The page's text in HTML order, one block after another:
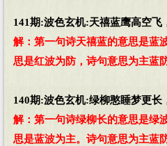
141期:波色玄机:天禧蓝鹰高空飞
解：第一句诗天禧蓝的意思是蓝
思是红波为防，诗句意思为主蓝
140期:波色玄机:绿柳憨睡梦更长
解：第一句诗绿柳长的意思是绿
思是蓝波为主。诗句意思为主蓝